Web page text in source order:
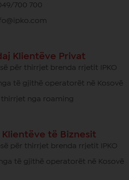
700 700
Klientëve Privat
për thirrjet brenda rrjetit IPKO
të gjithë operatorët në Kosovë
thirrjet nga roaming
Klientëve të Biznesit
për thirrjet brenda rrjetit IPKO
të gjithë operatorët në Kosovë